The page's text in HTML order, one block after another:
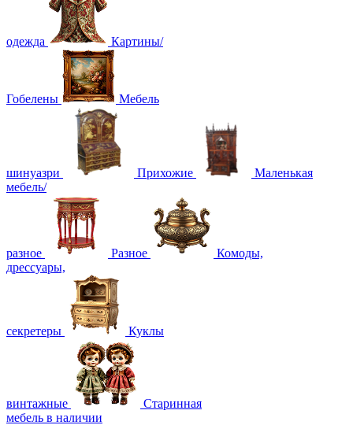
одежда Картины/
Гобелены Мебель
шинуазри Прихожие
Маленькая
мебель/
разное Разное
Комоды,
дрессуары,
секретеры Куклы
винтажные
Старинная
мебель в наличии